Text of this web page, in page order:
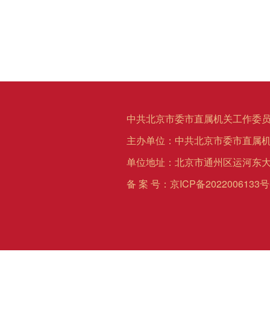
中共北京市委市直属机关工作委
主办单位：中共北京市委市直属
单位地址：北京市通州区运河东
备 案 号： 京ICP备2022006133